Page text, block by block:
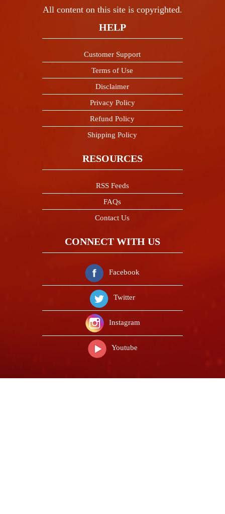
All content on this site is copyrighted.
HELP
Customer Support
Terms of Use
Disclaimer
Privacy Policy
Refund Policy
Shipping Policy
RESOURCES
RSS Feeds
FAQs
Contact Us
CONNECT WITH US
Facebook
Twitter
Instagram
Youtube